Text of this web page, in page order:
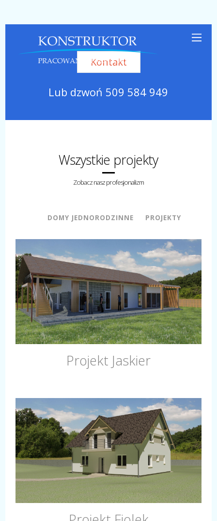
Kontakt
Lub dzwoń 509 584 949
Wszystkie projekty
Zobacz nasz profesjonalizm
DOMY JEDNORODZINNE PROJEKTY
Projekt Jaskier